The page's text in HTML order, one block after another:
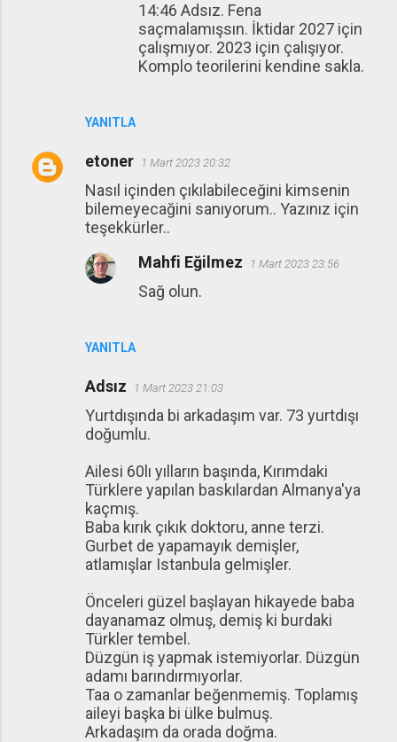
YANITLA
14:46 Adsız. Fena
saçmalamışsın. İktidar 2027 için
çalışmıyor. 2023 için çalışıyor.
Komplo teorilerini kendine sakla.
etoner 1 Mart 2023 20:32
Nasıl içinden çıkılabileceğini kimsenin
bilemeyecağini sanıyorum.. Yazınız için
teşekkürler..
YANITLA
Mahfi Eğilmez 1 Mart 2023 23:56
Sağ olun.
Adsız 1 Mart 2023 21:03
Yurtdışında bi arkadaşım var. 73 yurtdışı
doğumlu.
Ailesi 60lı yılların başında, Kırımdaki
Türklere yapılan baskılardan Almanya'ya
kaçmış.
Baba kırık çıkık doktoru, anne terzi.
Gurbet de yapamayık demişler,
atlamışlar Istanbula gelmişler.
Önceleri güzel başlayan hikayede baba
dayanamaz olmuş, demiş ki burdaki
Türkler tembel.
Düzgün iş yapmak istemiyorlar. Düzgün
adamı barındırmıyorlar.
Taa o zamanlar beğenmemiş. Toplamış
aileyi başka bi ülke bulmuş.
Arkadaşım da orada doğma.